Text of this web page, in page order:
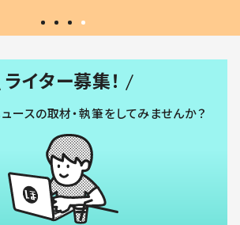
ライター募集！
ースの取材・執筆をしてみませんか？